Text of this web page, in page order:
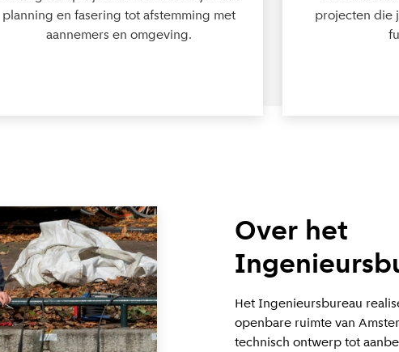
planning en fasering tot afstemming met
aannemers en omgeving.
projecten die
Over het
Het Ingenieursbureau
openbare ruimte van
technisch ontwerp tot